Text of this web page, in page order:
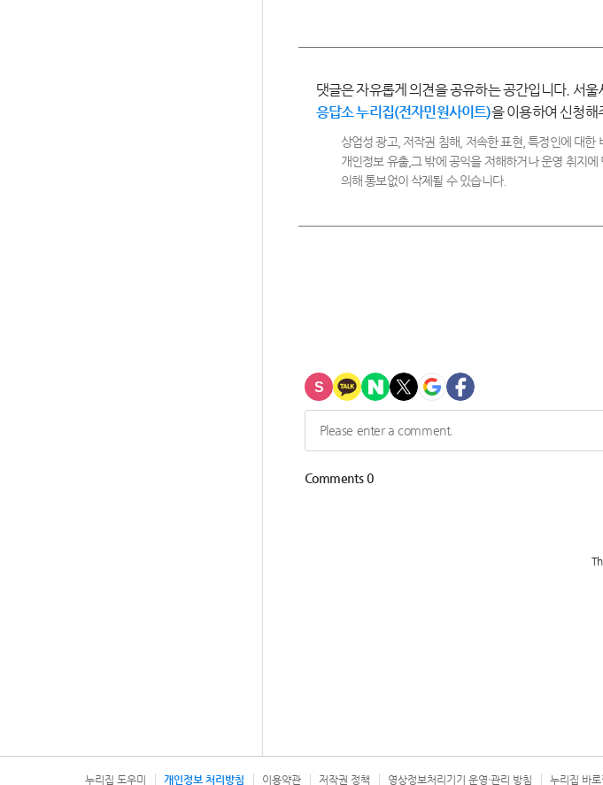
댓글은 자유롭게 의견을 공유하는 공간입니다. 서울
응답소 누리집(전자민원사이트)을 이용하여 신청해
상업성 광고, 저작권 침해, 저속한 표현, 특정인에 대
개인정보 유출,그 밖에 공익을 저해하거나 운영 취지
의해 통보없이 삭제될 수 있습니다.
누리집 도우미 개인정보 처리방침 이용약관 저작권 정책 영상정보처리기기 운영·관리 방침 누리집 바로